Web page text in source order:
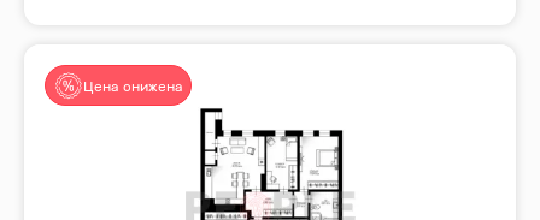
Цена снижена